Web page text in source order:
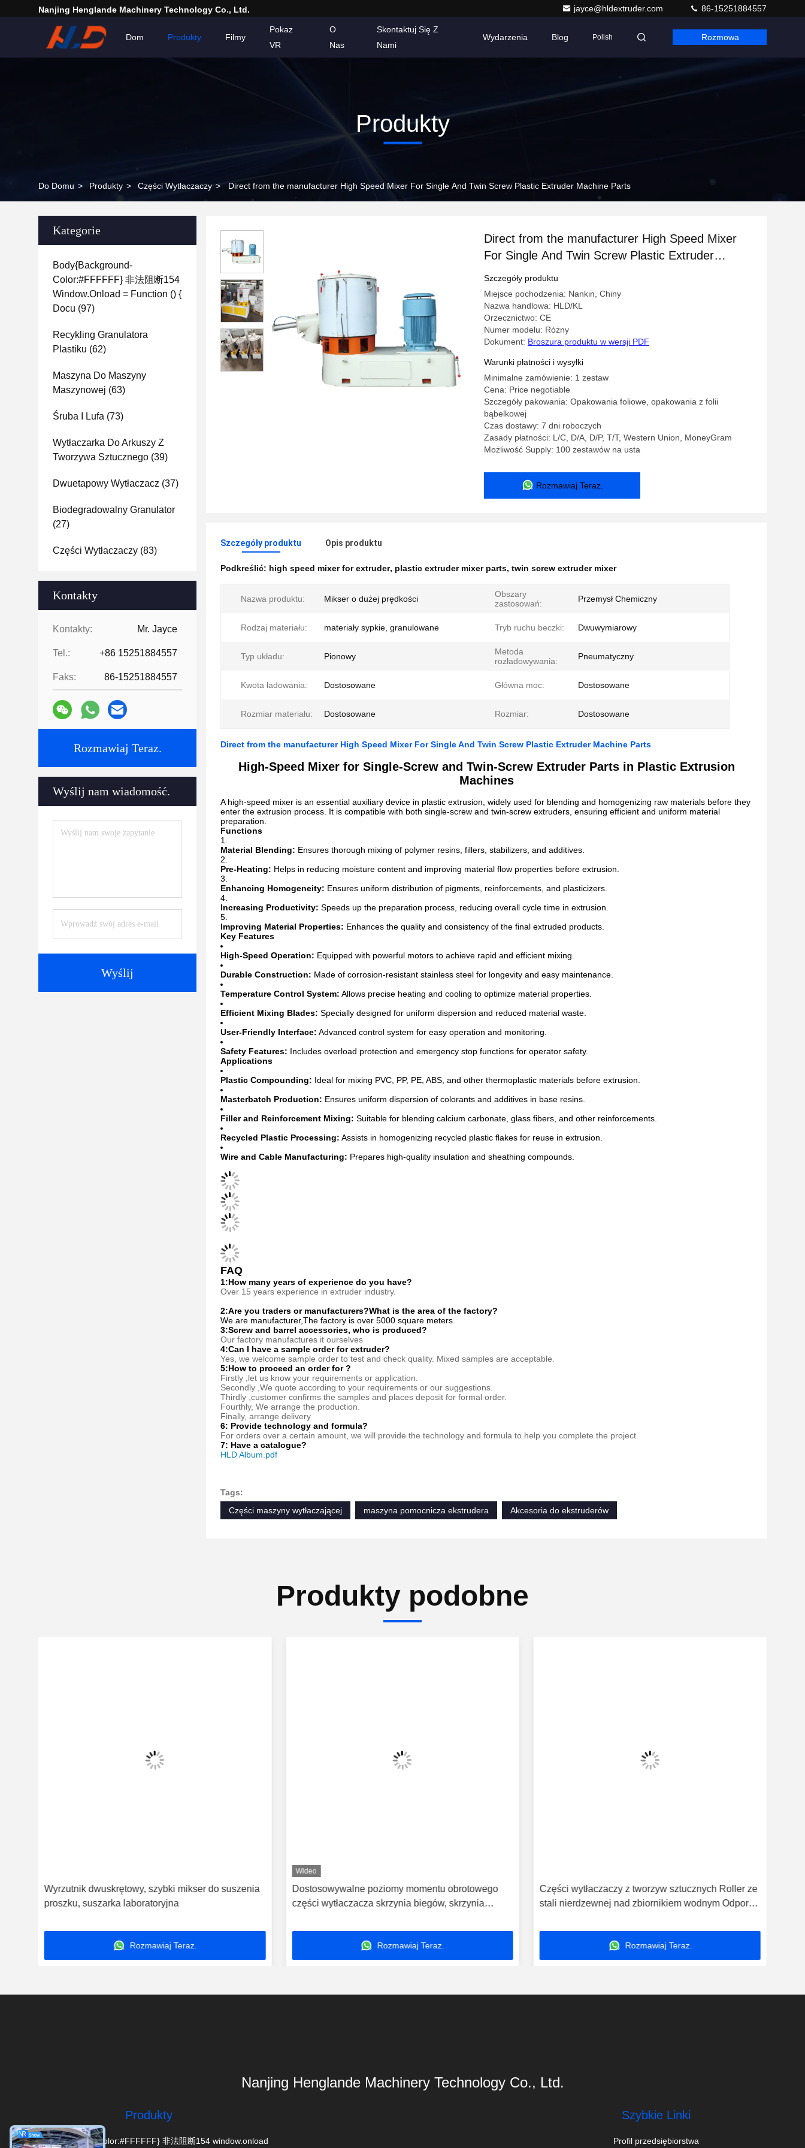
Nanjing Henglande Machinery Technology Co., Ltd. jayce@hldextruder.com 86-15251884557
Dom Produkty Filmy
Pokaz
VR
O
Nas
Skontaktuj Się Z
Nami
Wydarzenia Blog Polish Rozmowa
Produkty
Do Domu > Produkty > Części Wytłaczaczy > Direct from the manufacturer High Speed Mixer For Single And Twin Screw Plastic Extruder Machine Parts
Kategorie
Body{background-
Color:#FFFFFF} 非法阻断154
Window.onload = Function () {
Docu (97)
Recykling Granulatora
Plastiku (62)
Maszyna Do Maszyny
Maszynowej (63)
Śruba I Lufa (73)
Wytłaczarka Do Arkuszy Z
Tworzywa Sztucznego (39)
Dwuetapowy Wytłaczacz (37)
Biodegradowalny Granulator
(27)
Części Wytłaczaczy (83)
Kontakty
Kontakty: Mr. Jayce
Tel.: +86 15251884557
Faks: 86-15251884557
Rozmawiaj Teraz.
Wyślij nam wiadomość.
Wyślij
Direct from the manufacturer High Speed Mixer
For Single And Twin Screw Plastic Extruder
Machine Parts
Szczegóły produktu
Miejsce pochodzenia: Nankin, Chiny
Nazwa handlowa: HLD/KL
Orzecznictwo: CE
Numer modelu: Różny
Dokument: Broszura produktu w wersji PDF
Warunki płatności i wysyłki
Minimalne zamówienie: 1 zestaw
Cena: Price negotiable
Szczegóły pakowania: Opakowania foliowe, opakowania z folii
bąbelkowej
Czas dostawy: 7 dni roboczych
Zasady płatności: L/C, D/A, D/P, T/T, Western Union, MoneyGram
Możliwość Supply: 100 zestawów na usta
Rozmawiaj Teraz.
Szczegóły produktu Opis produktu
Podkreślić: high speed mixer for extruder, plastic extruder mixer parts, twin screw extruder mixer
Nazwa produktu: Mikser o dużej prędkości
Obszary
zastosowań:
Przemysł Chemiczny
Rodzaj materiału: materiały sypkie, granulowane Tryb ruchu beczki: Dwuwymiarowy
Typ układu: Pionowy
Metoda
rozładowywania:
Pneumatyczny
Kwota ładowania: Dostosowane Główna moc: Dostosowane
Rozmiar materiału: Dostosowane Rozmiar: Dostosowane
Direct from the manufacturer High Speed Mixer For Single And Twin Screw Plastic Extruder Machine Parts
High-Speed Mixer for Single-Screw and Twin-Screw Extruder Parts in Plastic Extrusion
Machines
A high-speed mixer is an essential auxiliary device in plastic extrusion, widely used for blending and homogenizing raw materials before they
enter the extrusion process. It is compatible with both single-screw and twin-screw extruders, ensuring efficient and uniform material
preparation.
Functions
Material Blending: Ensures thorough mixing of polymer resins, fillers, stabilizers, and additives.
Pre-Heating: Helps in reducing moisture content and improving material flow properties before extrusion.
Enhancing Homogeneity: Ensures uniform distribution of pigments, reinforcements, and plasticizers.
Increasing Productivity: Speeds up the preparation process, reducing overall cycle time in extrusion.
Improving Material Properties: Enhances the quality and consistency of the final extruded products.
Key Features
High-Speed Operation: Equipped with powerful motors to achieve rapid and efficient mixing.
Durable Construction: Made of corrosion-resistant stainless steel for longevity and easy maintenance.
Temperature Control System: Allows precise heating and cooling to optimize material properties.
Efficient Mixing Blades: Specially designed for uniform dispersion and reduced material waste.
User-Friendly Interface: Advanced control system for easy operation and monitoring.
Safety Features: Includes overload protection and emergency stop functions for operator safety.
Applications
Plastic Compounding: Ideal for mixing PVC, PP, PE, ABS, and other thermoplastic materials before extrusion.
Masterbatch Production: Ensures uniform dispersion of colorants and additives in base resins.
Filler and Reinforcement Mixing: Suitable for blending calcium carbonate, glass fibers, and other reinforcements.
Recycled Plastic Processing: Assists in homogenizing recycled plastic flakes for reuse in extrusion.
Wire and Cable Manufacturing: Prepares high-quality insulation and sheathing compounds.
5:30 PM